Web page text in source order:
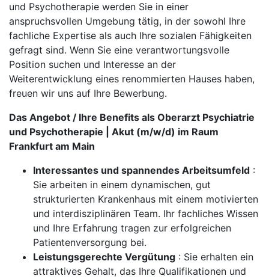
und Psychotherapie werden Sie in einer
anspruchsvollen Umgebung tätig, in der sowohl Ihre
fachliche Expertise als auch Ihre sozialen Fähigkeiten
gefragt sind. Wenn Sie eine verantwortungsvolle
Position suchen und Interesse an der
Weiterentwicklung eines renommierten Hauses haben,
freuen wir uns auf Ihre Bewerbung.
Das Angebot / Ihre Benefits als Oberarzt Psychiatrie
und Psychotherapie | Akut (m/w/d) im Raum
Frankfurt am Main
Interessantes und spannendes Arbeitsumfeld :
Sie arbeiten in einem dynamischen, gut
strukturierten Krankenhaus mit einem motivierten
und interdisziplinären Team. Ihr fachliches Wissen
und Ihre Erfahrung tragen zur erfolgreichen
Patientenversorgung bei.
Leistungsgerechte Vergütung : Sie erhalten ein
attraktives Gehalt, das Ihre Qualifikationen und